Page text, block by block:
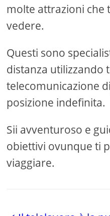
molte attrazioni
vedere.
Questi sono
distanza utilizzando
telecomunicazione
posizione indefinita.
Sii avventuroso e
obiettivi ovunque ti
viaggiare.